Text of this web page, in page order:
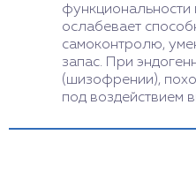
функциональности
ослабевает
самоконтролю,
запас. При
(шизофрении),
под воздействием